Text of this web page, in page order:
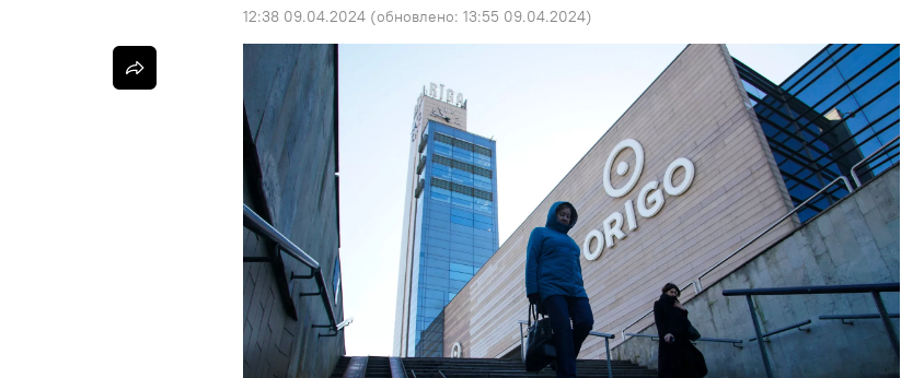
12:38 09.04.2024 (обновлено: 13:55 09.04.2024)